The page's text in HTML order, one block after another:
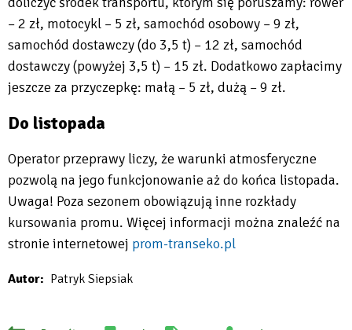
– 2 zł, motocykl – 5 zł, samochód osobowy – 9 zł,
samochód dostawczy (do 3,5 t) – 12 zł, samochód
dostawczy (powyżej 3,5 t) – 15 zł. Dodatkowo zapłacimy
jeszcze za przyczepkę: małą – 5 zł, dużą – 9 zł.
Do listopada
Operator przeprawy liczy, że warunki atmosferyczne
pozwolą na jego funkcjonowanie aż do końca listopada.
Uwaga! Poza sezonem obowiązują inne rozkłady
kursowania promu. Więcej informacji można znaleźć na
stronie internetowej prom-transeko.pl
open
Autor Patryk Siepsiak